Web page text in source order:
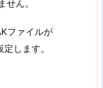
ん。
ファイルが
します。